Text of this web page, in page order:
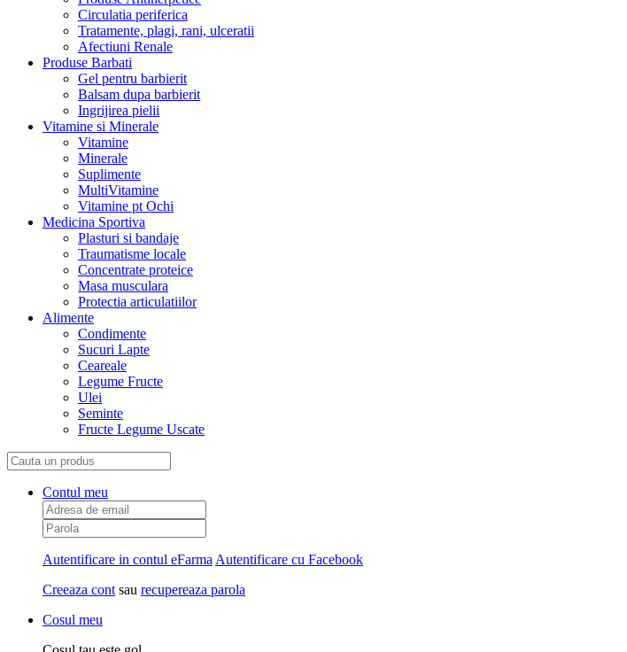
Circulatia periferica
Tratamente, plagi, rani, ulceratii
Afectiuni Renale
Produse Barbati
Gel pentru barbierit
Balsam dupa barbierit
Ingrijirea pielii
Vitamine si Minerale
Vitamine
Minerale
Suplimente
MultiVitamine
Vitamine pt Ochi
Medicina Sportiva
Plasturi si bandaje
Traumatisme locale
Concentrate proteice
Masa musculara
Protectia articulatiilor
Alimente
Condimente
Sucuri Lapte
Ceareale
Legume Fructe
Ulei
Seminte
Fructe Legume Uscate
Contul meu
Autentificare in contul eFarma Autentificare cu Facebook
Creeaza cont sau recupereaza parola
Cosul meu